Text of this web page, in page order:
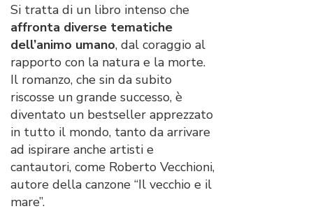
Si tratta di un libro intenso che
affronta diverse tematiche
dell’animo umano, dal coraggio al
rapporto con la natura e la morte.
Il romanzo, che sin da subito
riscosse un grande successo, è
diventato un bestseller apprezzato
in tutto il mondo, tanto da arrivare
ad ispirare anche artisti e
cantautori, come Roberto Vecchioni,
autore della canzone “Il vecchio e il
mare”.